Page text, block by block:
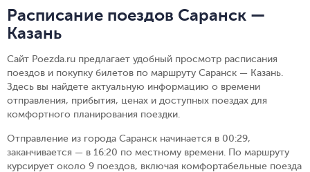
Расписание поездов Саранск —
Казань
Сайт Poezda.ru предлагает удобный просмотр расписания
поездов и покупку билетов по маршруту Саранск — Казань.
Здесь вы найдете актуальную информацию о времени
отправления, прибытия, ценах и доступных поездах для
комфортного планирования поездки.
Отправление из города Саранск начинается в 00:29,
заканчивается — в 16:20 по местному времени. По маршруту
курсирует около 9 поездов, включая комфортабельные поезда